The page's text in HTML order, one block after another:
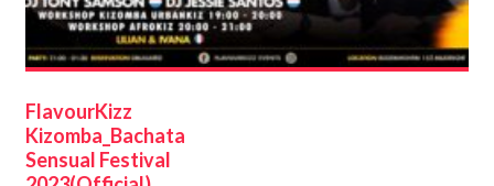
FlavourKizz
Kizomba_Bachata
Sensual Festival